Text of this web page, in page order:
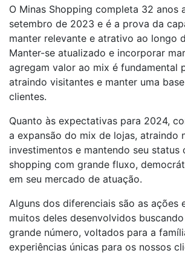
O Minas Shopping completa 32 anos
setembro de 2023 e é a prova da
manter relevante e atrativo ao longo
Manter-se atualizado e incorporar
agregam valor ao mix é fundamental
atraindo visitantes e manter uma
clientes.
Quanto às expectativas para 2024,
a expansão do mix de lojas, atraindo
investimentos e mantendo seu status
shopping com grande fluxo,
em seu mercado de atuação.
Alguns dos diferenciais são as ações
muitos deles desenvolvidos
grande número, voltados para a
experiências únicas para os nossos